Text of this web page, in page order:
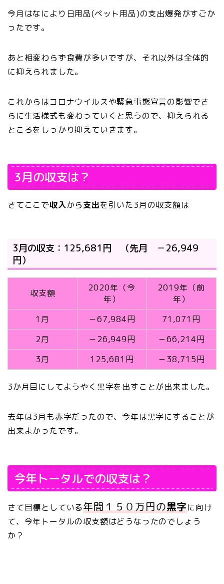
今月はなにより日用品(ペット用品)の支出爆発がすごか
ったです。
あと相変わらず食費が多いですが、それ以外は全体的
に抑えられました。
これからはコロナウイルスや緊急事態宣言の影響でさ
らに生活様式も変わっていくと思うので、抑えられる
ところをしっかり抑えていきます。
3月の収支は？
さてここで収入から支出を引いた3月の収支額は
3月の収支：125,681円 （先月 －26,949
円）
収支額
2020年（今
年）
2019年（前
年）
1月
－67,984円
71,071円
2月
－26,949円
－66,214円
3月
125,681円 －38,715円
3か月目にしてようやく黒字を出すことが出来ました。
去年は3月も赤字だったので、今年は黒字にすることが
出来よかったです。
今年トータルでの収支は？
さて目標としている年間１５０万円の黒字に向け
て、今年トータルの収支額はどうなったのでしょう
か？